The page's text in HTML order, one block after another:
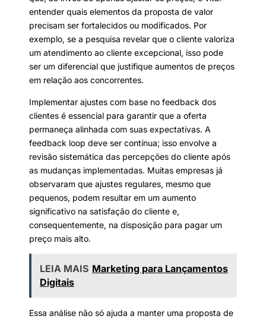
entender quais elementos da proposta de valor
precisam ser fortalecidos ou modificados. Por
exemplo, se a pesquisa revelar que o cliente valoriza
um atendimento ao cliente excepcional, isso pode
ser um diferencial que justifique aumentos de preços
em relação aos concorrentes.
Implementar ajustes com base no feedback dos
clientes é essencial para garantir que a oferta
permaneça alinhada com suas expectativas. A
feedback loop deve ser contínua; isso envolve a
revisão sistemática das percepções do cliente após
as mudanças implementadas. Muitas empresas já
observaram que ajustes regulares, mesmo que
pequenos, podem resultar em um aumento
significativo na satisfação do cliente e,
consequentemente, na disposição para pagar um
preço mais alto.
LEIA MAIS Marketing para Lançamentos
Digitais
Essa análise não só ajuda a manter uma proposta de